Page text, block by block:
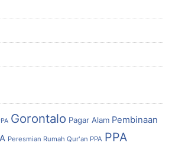
Gorontalo Pagar Alam Pembinaan
Peresmian Rumah Qur'an PPA PPA